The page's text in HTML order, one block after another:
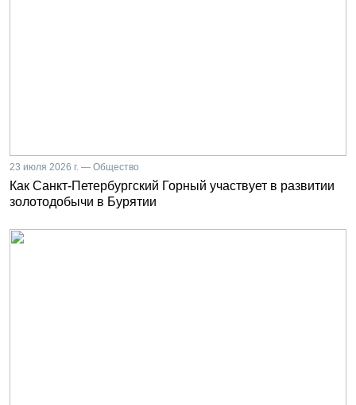
23 июля 2026 г. — Общество
Как Санкт-Петербургский Горный участвует в развитии
золотодобычи в Бурятии